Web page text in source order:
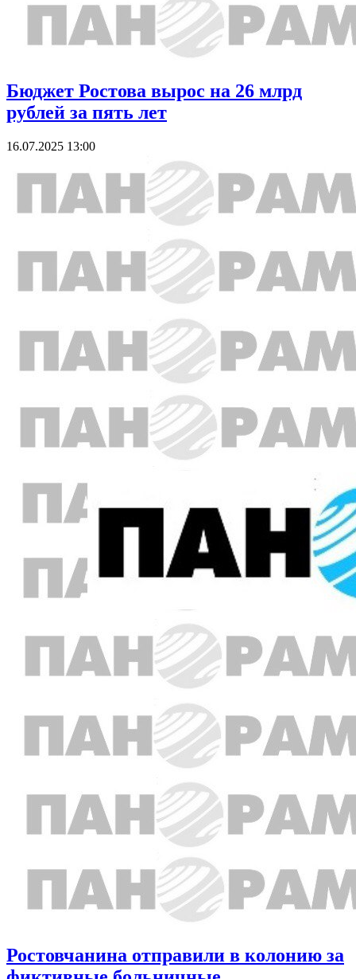
Бюджет Ростова вырос на 26 млрд
рублей за пять лет
16.07.2025 13:00
Ростовчанина отправили в колонию за